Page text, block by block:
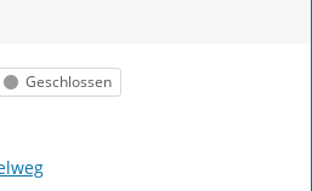
Status
Geschlossen